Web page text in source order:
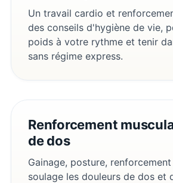
Un travail cardio et
des conseils d'hygiène de vie,
poids à votre rythme et tenir
sans régime express.
Renforcement
de dos
Gainage, posture,
soulage les douleurs de dos et